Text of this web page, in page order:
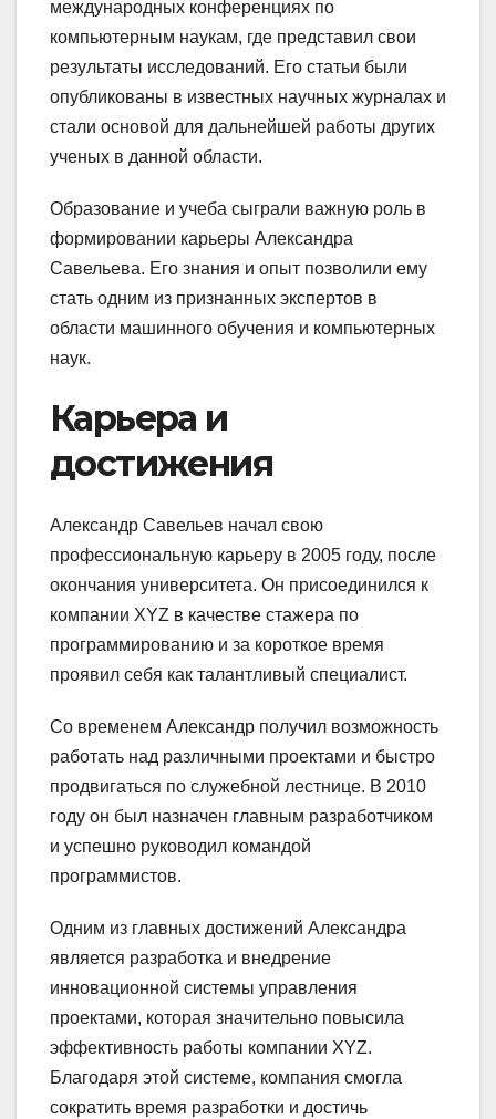
международных конференциях по
компьютерным наукам, где представил свои
результаты исследований. Его статьи были
опубликованы в известных научных журналах и
стали основой для дальнейшей работы других
ученых в данной области.
Образование и учеба сыграли важную роль в
формировании карьеры Александра
Савельева. Его знания и опыт позволили ему
стать одним из признанных экспертов в
области машинного обучения и компьютерных
наук.
Карьера и
достижения
Александр Савельев начал свою
профессиональную карьеру в 2005 году, после
окончания университета. Он присоединился к
компании XYZ в качестве стажера по
программированию и за короткое время
проявил себя как талантливый специалист.
Со временем Александр получил возможность
работать над различными проектами и быстро
продвигаться по служебной лестнице. В 2010
году он был назначен главным разработчиком
и успешно руководил командой
программистов.
Одним из главных достижений Александра
является разработка и внедрение
инновационной системы управления
проектами, которая значительно повысила
эффективность работы компании XYZ.
Благодаря этой системе, компания смогла
сократить время разработки и достичь